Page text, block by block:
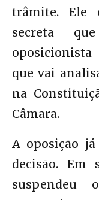
trâmite. Ele
secreta
oposicionista
que vai
na
Câmara.
A oposição
decisão. Em
suspendeu